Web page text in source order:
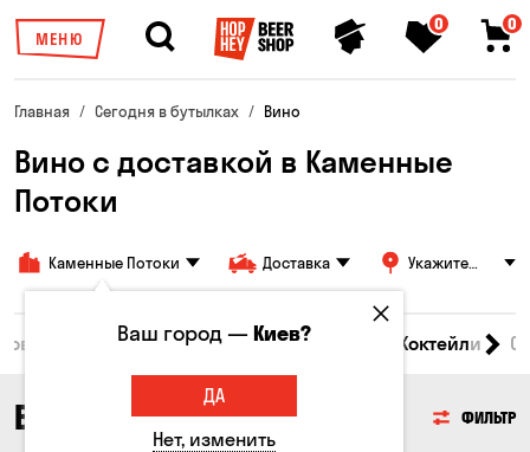
МЕНЮ
0 0
Главная Сегодня в бутылках Вино
Вино с доставкой в Каменные
Потоки
Каменные Потоки Доставка
Укажите
Пиво Сидр Вино Коктейли
ВИНО ФИЛЬТР
Ваш город —Киев?
ДА
Нет, изменить